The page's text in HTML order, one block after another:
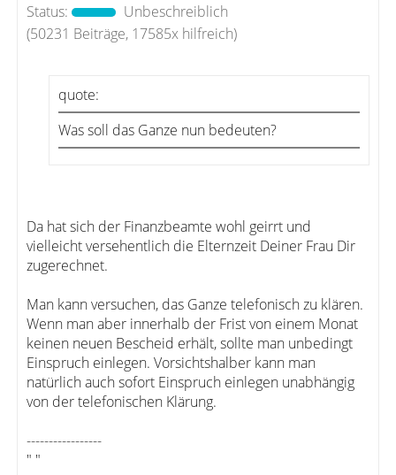
Status:
Unbeschreiblich
(50231 Beiträge, 17585x hilfreich)
quote:
Was soll das Ganze nun bedeuten?
Da hat sich der Finanzbeamte wohl geirrt und
vielleicht versehentlich die Elternzeit Deiner Frau Dir
zugerechnet.
Man kann versuchen, das Ganze telefonisch zu klären.
Wenn man aber innerhalb der Frist von einem Monat
keinen neuen Bescheid erhält, sollte man unbedingt
Einspruch einlegen. Vorsichtshalber kann man
natürlich auch sofort Einspruch einlegen unabhängig
von der telefonischen Klärung.
-----------------
" "